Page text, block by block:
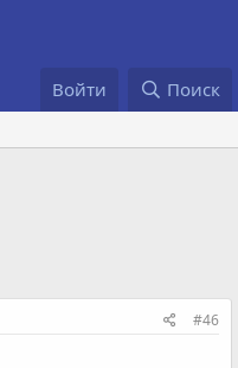
Войти Поиск
#46